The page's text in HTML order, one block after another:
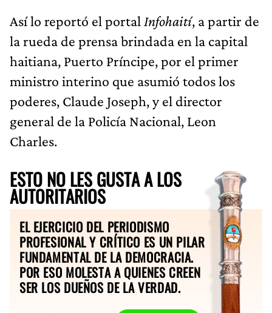
Así lo reportó el portal Infohaití, a partir de
la rueda de prensa brindada en la capital
haitiana, Puerto Príncipe, por el primer
ministro interino que asumió todos los
poderes, Claude Joseph, y el director
general de la Policía Nacional, Leon
Charles.
ESTO NO LES GUSTA A LOS
AUTORITARIOS
EL EJERCICIO DEL PERIODISMO
PROFESIONAL Y CRÍTICO ES UN PILAR
FUNDAMENTAL DE LA DEMOCRACIA.
POR ESO MOLESTA A QUIENES CREEN
SER LOS DUEÑOS DE LA VERDAD.